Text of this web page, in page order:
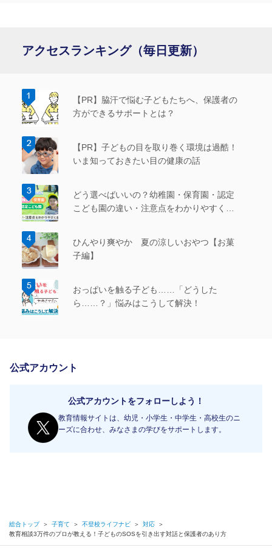
アクセスランキング（毎日更新）
【PR】脇汗で悩む子どもたちへ、保護者の
方ができるサポートとは？
【PR】子どもの目を取り巻く環境は過酷！
いま知っておきたい目の健康の話
どう選べばいいの？幼稚園・保育園・認定
こども園の違い・注意点をわかりやすく紹
ひんやり爽やか 夏の涼しいおやつ【お菓
子編】
おっぱいを触る子ども……「どうした
ら……？」悩みはこうして解決！
公式アカウント
公式アカウントをフォローしよう！
教育情報サイトは、幼児・小学生・中学生・高校生のニ
ーズに合わせ、みなさまの学びをサポートします。
総合トップ ＞ 子育て ＞ 不登校ライフナビ ＞ 対応
＞
教育相談3万件のプロが教える！子どものSOSを引き出す対話と保護者のあり方